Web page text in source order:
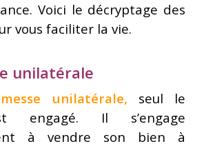
Voici le décryptage des
vous faciliter la vie.
unilatérale
unilatérale, seul le
engagé. Il s’engage
à vendre son bien à